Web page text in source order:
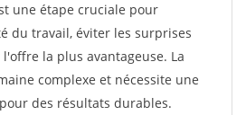
une étape cruciale pour
du travail, éviter les surprises
la plus avantageuse. La
complexe et nécessite une
des résultats durables.